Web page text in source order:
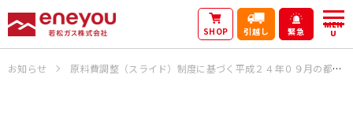
SHOP 引越し 緊急
MEN
U
お知らせ 原料費調整（スライド）制度に基づく平成２４年０９月の都市ガス料金について【PDF】